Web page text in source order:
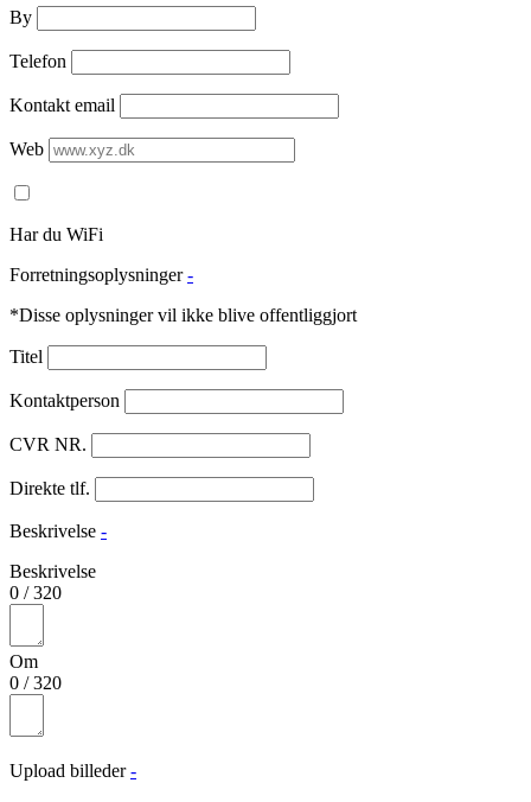
By
Telefon
Kontakt email
Web
Har du WiFi
Forretningsoplysninger -
*Disse oplysninger vil ikke blive offentliggjort
Titel
Kontaktperson
CVR NR.
Direkte tlf.
Beskrivelse -
Beskrivelse
0 /320
Om
0 /320
Upload billeder -